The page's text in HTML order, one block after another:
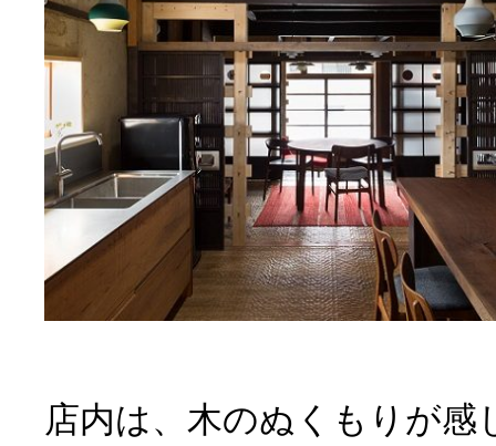
店内は、木のぬくもりが感